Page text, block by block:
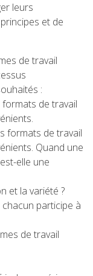
leurs
et de
de travail
:
de travail
formats de travail
Quand une
elle une
et la variété ?
participe à
de travail